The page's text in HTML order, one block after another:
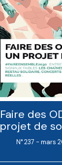
Faire des
projet de
N° 237 - mars